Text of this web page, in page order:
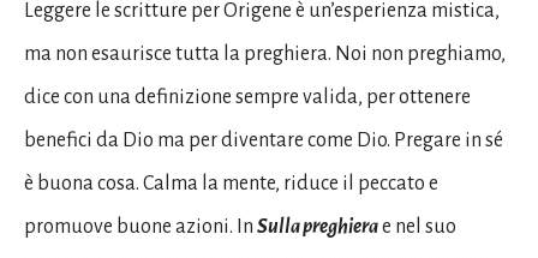
Leggere le scritture per Origene è un’esperienza mistica,
ma non esaurisce tutta la preghiera. Noi non preghiamo,
dice con una definizione sempre valida, per ottenere
benefici da Dio ma per diventare come Dio. Pregare in sé
è buona cosa. Calma la mente, riduce il peccato e
promuove buone azioni. In Sulla preghierae nel suo